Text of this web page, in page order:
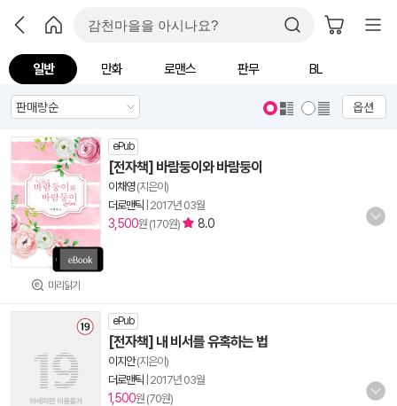
일반 만화 로맨스 판무 BL
옵션
미리읽기
ePub
[전자책] 바람둥이와 바람둥이
이채영(지은이)
더로맨틱 2017년 03월
3,500원 (170원) 8.0
ePub
[전자책] 내 비서를 유혹하는 법
이지안(지은이)
더로맨틱 2017년 03월
1,500원 (70원)